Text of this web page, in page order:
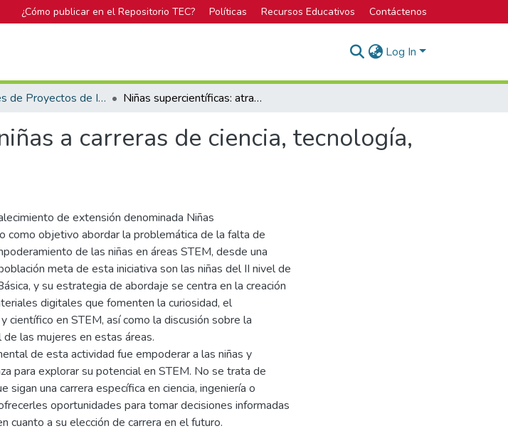
¿Cómo publicar en el Repositorio TEC? Políticas Recursos Educativos Contáctenos
Log In
Informes de Proyectos de Investigación Niñas supercientíficas: atrayendo niñas a carreras de ciencia, tecnología, ingeniería y matemáticas (STEM)
a carreras de ciencia, tecnología,
de extensión denominada Niñas
como objetivo abordar la problemática de la falta de
de las niñas en áreas STEM, desde una
meta de esta iniciativa son las niñas del II nivel de
y su estrategia de abordaje se centra en la creación
digitales que fomenten la curiosidad, el
científico en STEM, así como la discusión sobre la
las mujeres en estas áreas.
de esta actividad fue empoderar a las niñas y
para explorar su potencial en STEM. No se trata de
sigan una carrera específica en ciencia, ingeniería o
oportunidades para tomar decisiones informadas
cuanto a su elección de carrera en el futuro.